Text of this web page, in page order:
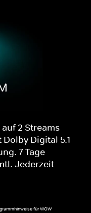
2 Streams
Digital 5.1
7 Tage
Jederzeit
für WOW